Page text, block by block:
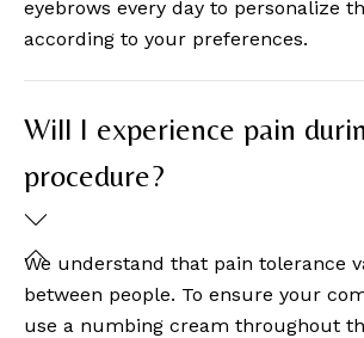
eyebrows every day to personalize
according to your preferences.
Will I experience pain
procedure?
We understand that pain tolerance
between people. To ensure your
use a numbing cream throughout